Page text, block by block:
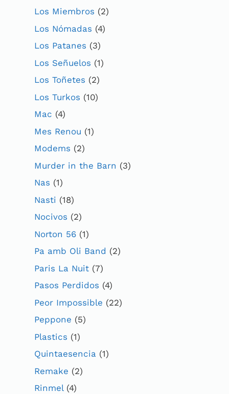
Los Miembros (2)
Los Nómadas (4)
Los Patanes (3)
Los Señuelos (1)
Los Toñetes (2)
Los Turkos (10)
Mac (4)
Mes Renou (1)
Modems (2)
Murder in the Barn (3)
Nas (1)
Nasti (18)
Nocivos (2)
Norton 56 (1)
Pa amb Oli Band (2)
Paris La Nuit (7)
Pasos Perdidos (4)
Peor Impossible (22)
Peppone (5)
Plastics (1)
Quintaesencia (1)
Remake (2)
Rinmel(4)